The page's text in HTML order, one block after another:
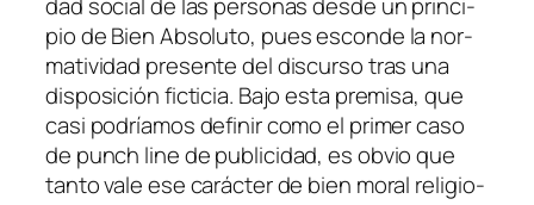
pio deBien Absoluto, pues es­con­de la nor­
ma­ti­vi­dad pre­sen­te del dis­cur­so tras una
dis­po­si­ción fic­ti­cia. Bajo es­ta pre­mi­sa, que
ca­si po­dría­mos de­fi­nir co­mo el pri­mer ca­so
de punch li­nede pu­bli­ci­dad, es ob­vio que
tan­to va­le ese ca­rác­ter de bien mo­ral re­li­gio­